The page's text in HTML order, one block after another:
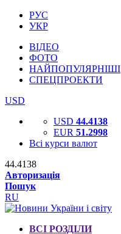
РУС
УКР
ВІДЕО
ФОТО
НАЙПОПУЛЯРНІШІ
СПЕЦПРОЕКТИ
USD
USD 44.4138
EUR 51.2998
Всі курси валют
44.4138
Авторизація
Пошук
RU
ВСІ РОЗДІЛИ